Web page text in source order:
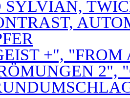
SYLVIAN,
+", "FROM
2",